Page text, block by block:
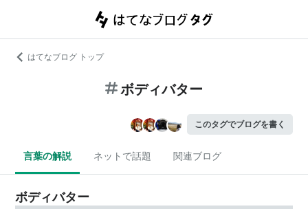
はてなブログ トップ
ボディバター
このタグでブログを書く
言葉の解説 ネットで話題 関連ブログ
ボディバター